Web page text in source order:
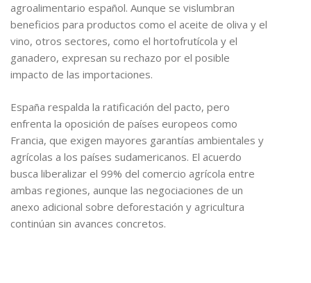
agroalimentario español. Aunque se vislumbran
beneficios para productos como el aceite de oliva y el
vino, otros sectores, como el hortofrutícola y el
ganadero, expresan su rechazo por el posible
impacto de las importaciones.
España respalda la ratificación del pacto, pero
enfrenta la oposición de países europeos como
Francia, que exigen mayores garantías ambientales y
agrícolas a los países sudamericanos. El acuerdo
busca liberalizar el 99% del comercio agrícola entre
ambas regiones, aunque las negociaciones de un
anexo adicional sobre deforestación y agricultura
continúan sin avances concretos.